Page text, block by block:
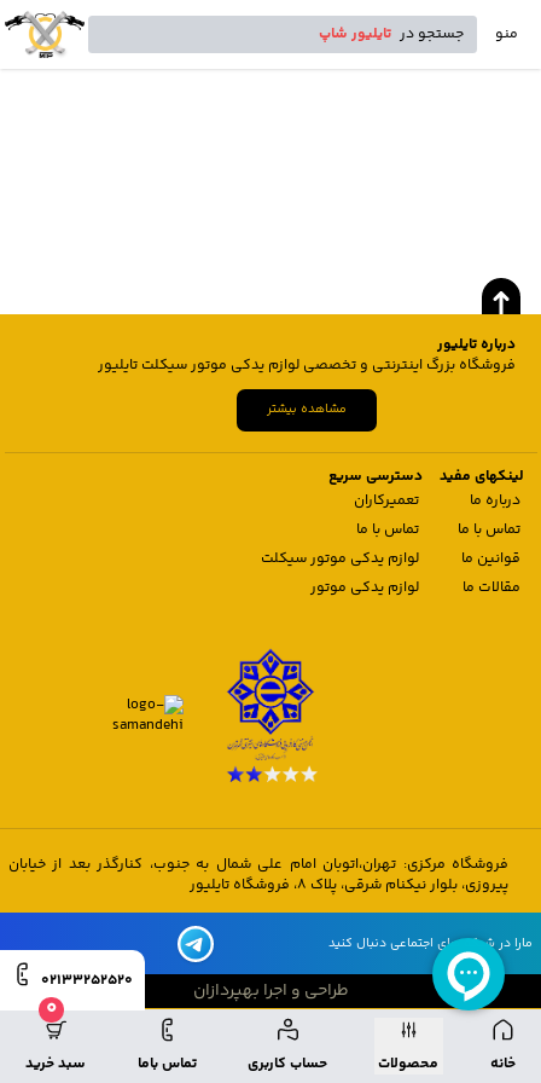
منو جستجو در تایلیور شاپ
خانه محصولات حساب کاربری تماس باما
0
سبد خرید
02133252520
درباره تایلیور
فروشگاه بزرگ اینترنتی و تخصصی لوازم یدکی موتور سیکلت تایلیور
مشاهده بیشتر
لینکهای مفید
درباره ما
تماس با ما
قوانین ما
مقالات ما
دسترسی سریع
تعمیرکاران
تماس با ما
لوازم یدکی موتور سیکلت
لوازم یدکی موتور
فروشگاه مرکزی: تهران،اتوبان امام علی شمال به جنوب، کنارگذر بعد از خیابان
پیروزی، بلوار نیکنام شرقی، پلاک 8، فروشگاه تایلیور
مارا در شبکه های اجتماعی دنبال کنید
طراحی و اجرا بهپردازان
طراحی و اجرا بهپردازان